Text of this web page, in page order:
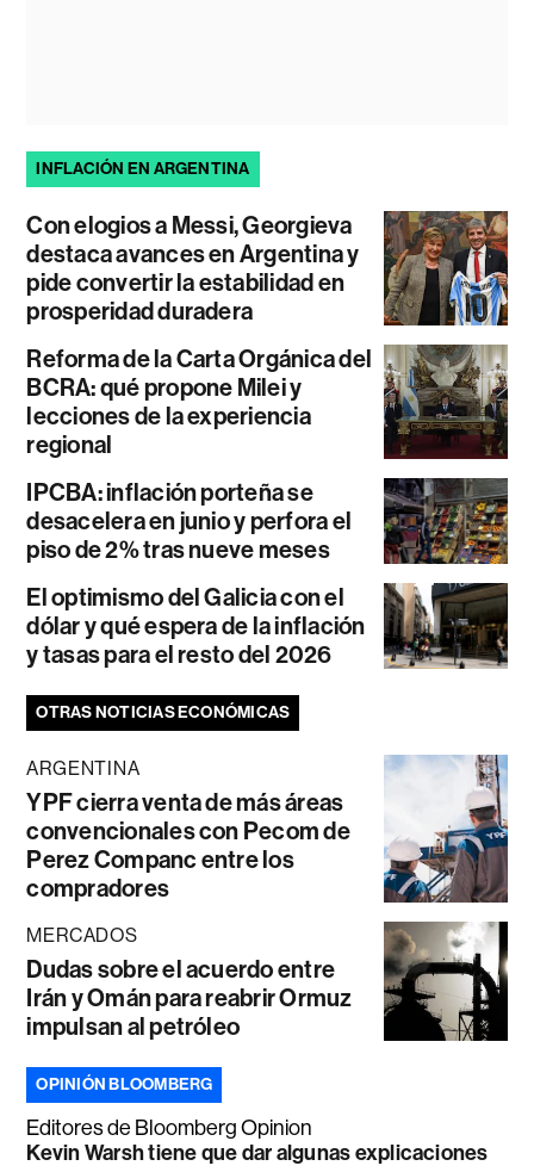
INFLACIÓN EN ARGENTINA
Con elogios a Messi, Georgieva
destaca avances en Argentina y
pide convertir la estabilidad en
prosperidad duradera
Reforma de la Carta Orgánica del
BCRA: qué propone Milei y
lecciones de la experiencia
regional
IPCBA: inflación porteña se
desacelera en junio y perfora el
piso de 2% tras nueve meses
El optimismo del Galicia con el
dólar y qué espera de la inflación
y tasas para el resto del 2026
OTRAS NOTICIAS ECONÓMICAS
ARGENTINA
YPF cierra venta de más áreas
convencionales con Pecom de
Perez Companc entre los
compradores
MERCADOS
Dudas sobre el acuerdo entre
Irán y Omán para reabrir Ormuz
impulsan al petróleo
OPINIÓN BLOOMBERG
Editores de Bloomberg Opinion
Kevin Warsh tiene que dar algunas explicaciones